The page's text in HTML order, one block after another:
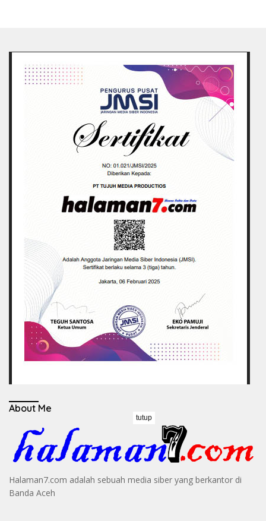
About Me
Halaman7.com adalah sebuah media siber yang berkantor di
Banda Aceh
tutup